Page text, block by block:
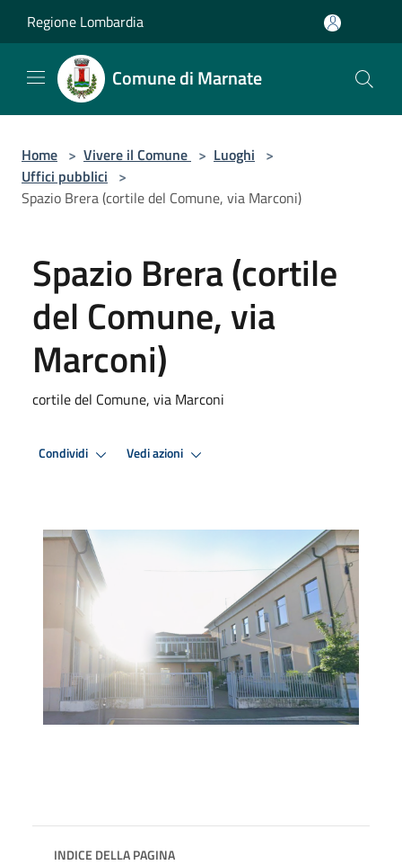
Regione Lombardia
Comune di Marnate
Home > Vivere il Comune > Luoghi >
Uffici pubblici >
Spazio Brera (cortile del Comune, via Marconi)
Spazio Brera (cortile
del Comune, via
Marconi)
cortile del Comune, via Marconi
Condividi Vedi azioni
INDICE DELLA PAGINA